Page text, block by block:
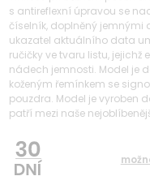
s antireflexní úpravou se
číselník, doplněný jemnými
ukazatel aktuálního data
ručičky ve tvaru listu,
nádech jemnosti. Model je
koženým řemínkem se
pouzdra. Model je vyroben
patří mezi naše